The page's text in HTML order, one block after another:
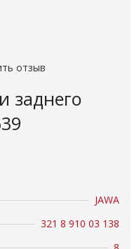
отзыв
заднего
JAWA
321 8 910 03 138